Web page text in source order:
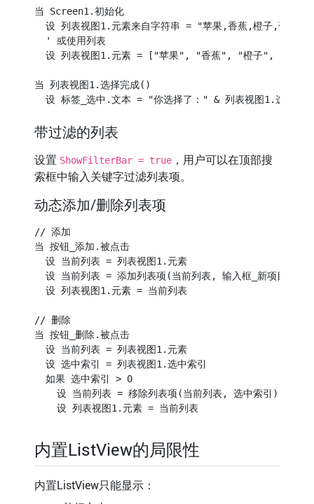
当 Screen1.初始化
设 列表视图1.元素来自字符串 = "苹果,香蕉,橙子,葡萄,
  ' 或使用列表
设 列表视图1.元素 = ["苹果", "香蕉", "橙子", "葡萄
当 列表视图1.选择完成()
带过滤的列表
设置 ShowFilterBar = true，用户可以在顶部搜
索框中输入关键字过滤列表项。
动态添加/删除列表项
// 添加
当 按钮_添加.被点击
  设 当前列表 = 列表视图1.元素
设 当前列表 = 添加列表项(当前列表, 输入框_新项目.文本
  设 列表视图1.元素 = 当前列表
// 删除
当 按钮_删除.被点击
  设 当前列表 = 列表视图1.元素
  设 选中索引 = 列表视图1.选中索引
  如果 选中索引 > 0
    设 当前列表 = 移除列表项(当前列表, 选中索引)
内置ListView的局限性
内置ListView只能显示：